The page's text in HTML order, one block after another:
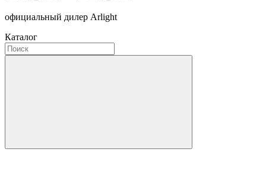
официальный дилер Arlight
Каталог